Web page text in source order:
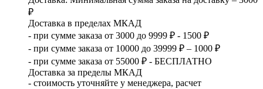
₽
Доставка в пределах МКАД
- при сумме заказа от 3000 до 9999 ₽ - 1500 ₽
- при сумме заказа от 10000 до 39999 ₽ – 1000 ₽
- при сумме заказа от 55000 ₽ - БЕСПЛАТНО
Доставка за пределы МКАД
- стоимость уточняйте у менеджера, расчет